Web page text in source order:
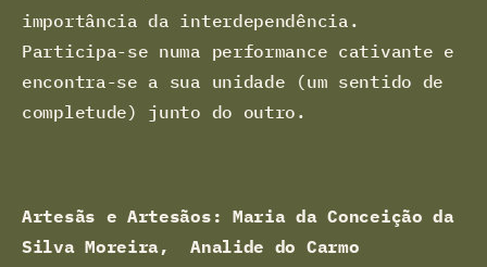
importância da interdependência.
Participa-se numa performance cativante e
encontra-se a sua unidade (um sentido de
completude) junto do outro.
Artesãs e Artesãos: Maria da Conceição da
Silva Moreira, Analide do Carmo